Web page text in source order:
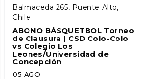
Balmaceda 265, Puente Alto,
Chile
ABONO BÁSQUETBOL Torneo
de Clausura | CSD Colo-Colo
vs Colegio Los
Leones/Universidad de
Concepción
05 AGO